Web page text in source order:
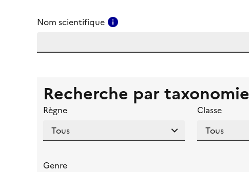
Nom scientifique
Recherche par taxonomie
Règne
Classe
Genre